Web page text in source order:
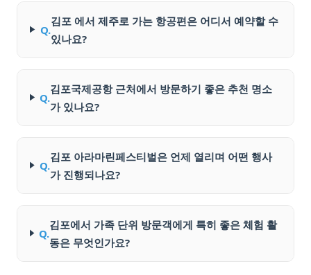
Q.
김포 에서 제주로 가는 항공편은 어디서 예약할 수
있나요?
Q.
김포국제공항 근처에서 방문하기 좋은 추천 명소
가 있나요?
Q.
김포 아라마린페스티벌은 언제 열리며 어떤 행사
가 진행되나요?
Q.
김포에서 가족 단위 방문객에게 특히 좋은 체험 활
동은 무엇인가요?